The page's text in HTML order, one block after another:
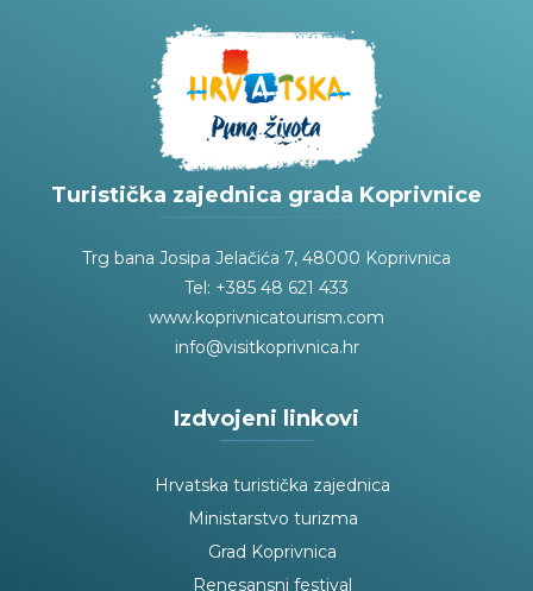
Turistička zajednica grada Koprivnice
Trg bana Josipa Jelačića 7, 48000 Koprivnica
Tel: +385 48 621 433
www.koprivnicatourism.com
info@visitkoprivnica.hr
Izdvojeni linkovi
Hrvatska turistička zajednica
Ministarstvo turizma
Grad Koprivnica
Renesansni festival